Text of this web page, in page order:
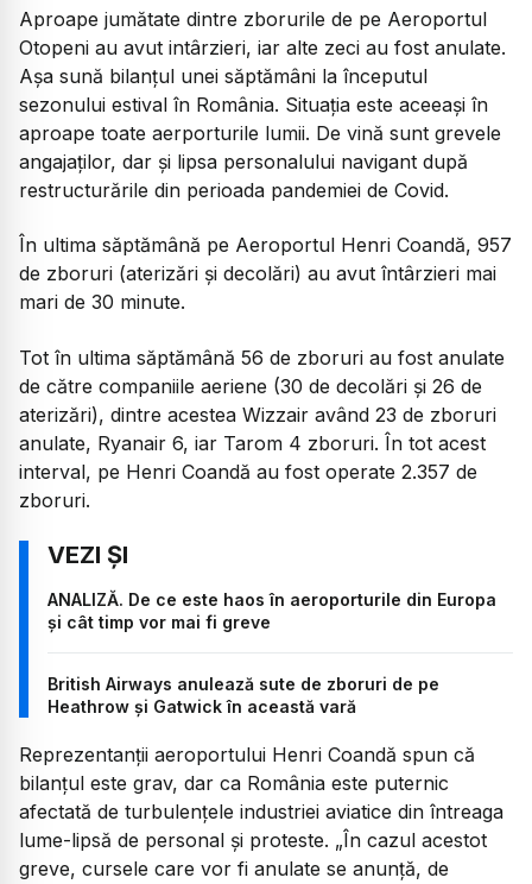
Aproape jumătate dintre zborurile de pe Aeroportul
Otopeni au avut intârzieri, iar alte zeci au fost anulate.
Așa sună bilanțul unei săptămâni la începutul
sezonului estival în România. Situația este aceeași în
aproape toate aerporturile lumii. De vină sunt grevele
angajaților, dar și lipsa personalului navigant după
restructurările din perioada pandemiei de Covid.
În ultima săptămână pe Aeroportul Henri Coandă, 957
de zboruri (aterizări și decolări) au avut întârzieri mai
mari de 30 minute.
Tot în ultima săptămână 56 de zboruri au fost anulate
de către companiile aeriene (30 de decolări și 26 de
aterizări), dintre acestea Wizzair având 23 de zboruri
anulate, Ryanair 6, iar Tarom 4 zboruri. În tot acest
interval, pe Henri Coandă au fost operate 2.357 de
zboruri.
ANALIZĂ. De ce este haos în aeroporturile din Europa
și cât timp vor mai fi greve
British Airways anulează sute de zboruri de pe
Heathrow și Gatwick în această vară
Reprezentanții aeroportului Henri Coandă spun că
bilanțul este grav, dar ca România este puternic
afectată de turbulențele industriei aviatice din întreaga
lume-lipsă de personal și proteste. „În cazul acestot
greve, cursele care vor fi anulate se anunță, de